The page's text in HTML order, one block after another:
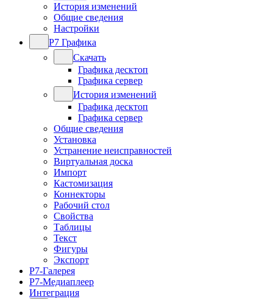
История изменений
Общие сведения
Настройки
Р7 Графика
Скачать
Графика десктоп
Графика сервер
История изменений
Графика десктоп
Графика сервер
Общие сведения
Установка
Устранение неисправностей
Виртуальная доска
Импорт
Кастомизация
Коннекторы
Рабочий стол
Свойства
Таблицы
Текст
Фигуры
Экспорт
Р7-Галерея
Р7-Медиаплеер
Интеграция